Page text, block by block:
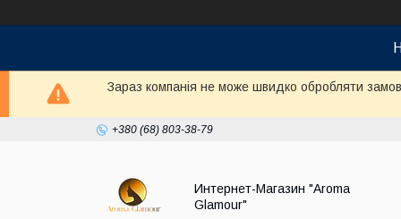
Зараз компанія не може швидко обробляти
+380 (68) 803-38-79
Интернет-Магазин "Aroma
Glamour"